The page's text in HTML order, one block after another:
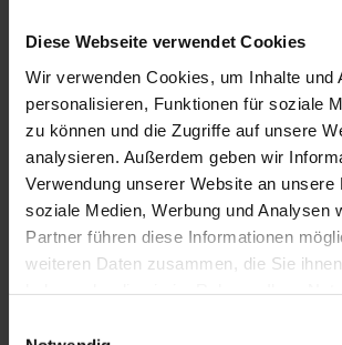
Diese Webseite verwendet Cookies
Wir verwenden Cookies, um Inhalte und
personalisieren, Funktionen für soziale
zu können und die Zugriffe auf unsere
analysieren. Außerdem geben wir
Verwendung unserer Website an unsere
soziale Medien, Werbung und Analysen
Partner führen diese Informationen
weiteren Daten zusammen, die Sie
Abbildung Ihrer Profitcenter
Kostenstellen
Leistungserbringer
ambulante und stationäre Abrechnung
Abteilungen
Standorte
Therapiearten
medizinische Geräte